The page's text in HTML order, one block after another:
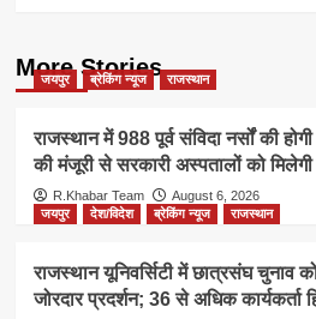
More Stories
जयपुर ब्रेकिंग न्यूज राजस्थान
राजस्थान में 988 पूर्व संविदा नर्सों की होगी
की मंजूरी से सरकारी अस्पतालों को मिलेगी
R.Khabar Team
August 6, 2026
जयपुर
देश/विदेश ब्रेकिंग न्यूज राजस्थान
राजस्थान यूनिवर्सिटी में छात्रसंघ
जोरदार प्रदर्शन; 36 से अधिक कार्यकर्ता